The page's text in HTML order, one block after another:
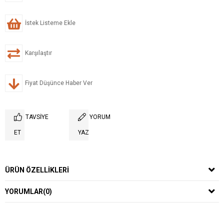
İstek Listeme Ekle
Karşılaştır
Fiyat Düşünce Haber Ver
TAVSIYE
ET
YORUM
YAZ
ÜRÜN ÖZELLIKLERI
YORUMLAR(0)